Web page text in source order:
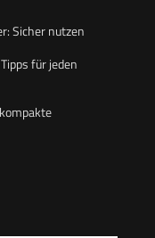
Sicher nutzen
für jeden